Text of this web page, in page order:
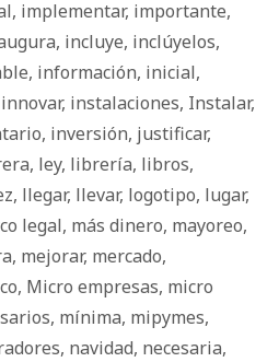
, implementar, importante,
, incluye, inclúyelos,
, información, inicial,
innovar, instalaciones, Instalar,
, inversión, justificar,
, ley, librería, libros,
, llegar, llevar, logotipo, lugar,
legal, más dinero, mayoreo,
, mejorar, mercado,
, Micro empresas, micro
, mínima, mipymes,
, navidad, necesaria,